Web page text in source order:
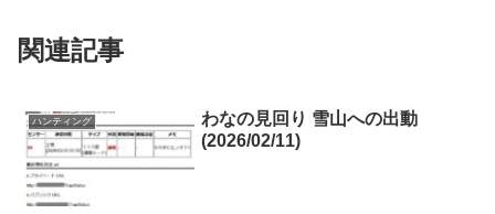
関連記事
ハンティング
わなの見回り 雪山への出動
(2026/02/11)